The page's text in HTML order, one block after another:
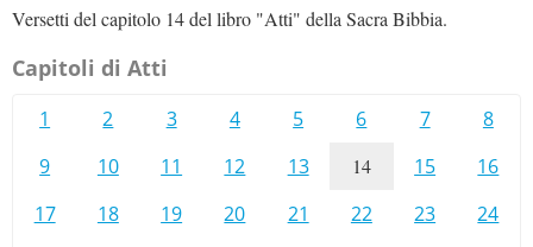
Versetti del capitolo 14 del libro "Atti" della Sacra Bibbia.
Capitoli di Atti
1 2 3 4 5 6 7
8
9
10 11 12 13 14 15
16
17
18 19 20 21 22 23
24